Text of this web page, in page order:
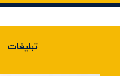
تبلیغات